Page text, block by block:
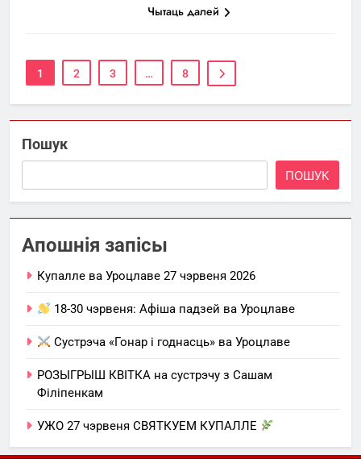
Чытаць далей
1 2 3 … 8
Пошук
ПОШУК
Апошнія запісы
Купалле ва Уроцлаве 27 чэрвеня 2026
18-30 чэрвеня: Афіша падзей ва Уроцлаве
Сустрэча «Гонар і годнасць» ва Уроцлаве
РОЗЫГРЫШ КВІТКА на сустрэчу з Сашам
Філіпенкам
УЖО 27 чэрвеня СВЯТКУЕМ КУПАЛЛЕ